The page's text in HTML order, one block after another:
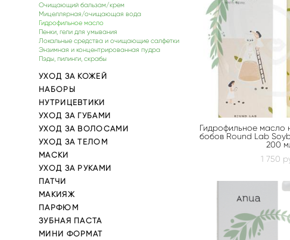
Очищающий бальзам/крем
Мицеллярная/очищающая вода
Гидрофильное масло
Пенки, гели для умывания
Локальные средства и очищающие салфетки
Энзимная и концентрированная пудра
Пэды, пилинги, скрабы
УХОД ЗА КОЖЕЙ
НАБОРЫ
НУТРИЦЕВТИКИ
УХОД ЗА ГУБАМИ
УХОД ЗА ВОЛОСАМИ
УХОД ЗА ТЕЛОМ
МАСКИ
УХОД ЗА РУКАМИ
ПАТЧИ
МАКИЯЖ
ПАРФЮМ
ЗУБНАЯ ПАСТА
МИНИ ФОРМАТ
Гидрофильное масло
бобов Round Lab
200
1 750